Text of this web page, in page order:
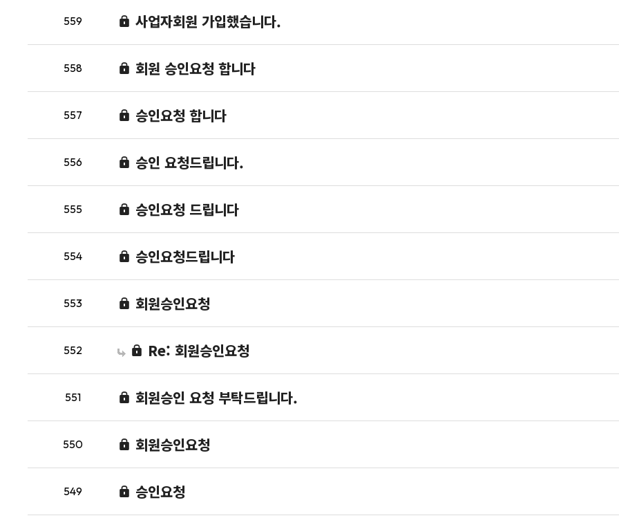
559 사업자회원 가입했습니다.
558 회원 승인요청 합니다
557 승인요청 합니다
556 승인 요청드립니다.
555 승인요청 드립니다
554 승인요청드립니다
553 회원승인요청
552 Re: 회원승인요청
551 회원승인 요청 부탁드립니다.
550 회원승인요청
549 승인요청